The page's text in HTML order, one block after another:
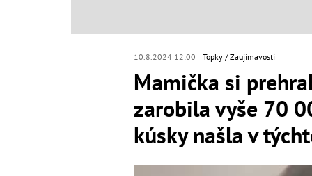
10.8.2024 12:00 Topky Zaujímavosti
Mamička si
zarobila vyše 70
kúsky našla v